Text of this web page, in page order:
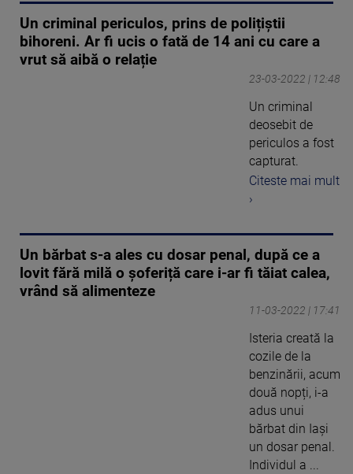
Un criminal periculos, prins de polițiștii
bihoreni. Ar fi ucis o fată de 14 ani cu care a
vrut să aibă o relație
23-03-2022 | 12:48
Un criminal
deosebit de
periculos a fost
capturat.
Citeste mai mult
›
Un bărbat s-a ales cu dosar penal, după ce a
lovit fără milă o șoferiță care i-ar fi tăiat calea,
vrând să alimenteze
11-03-2022 | 17:41
Isteria creată la
cozile de la
benzinării, acum
două nopți, i-a
adus unui
bărbat din Iași
un dosar penal.
Individul a ...